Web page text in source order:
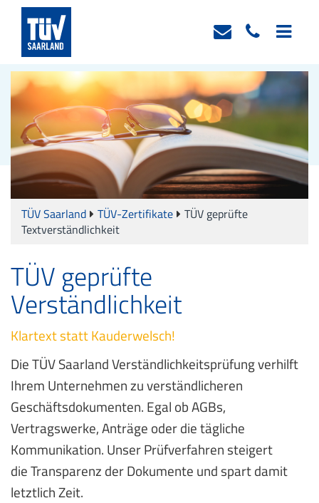
TÜV Saarland TÜV-Zertifikate
TÜV geprüfte
Textverständlichkeit
TÜV geprüfte
Verständlichkeit
Klartext statt Kauderwelsch!
Die TÜV Saarland Verständlichkeitsprüfung verhilft
Ihrem Unternehmen zu verständlicheren
Geschäftsdokumenten. Egal ob AGBs,
Vertragswerke, Anträge oder die tägliche
Kommunikation. Unser Prüfverfahren steigert
die Transparenz der Dokumente und spart damit
letztlich Zeit.